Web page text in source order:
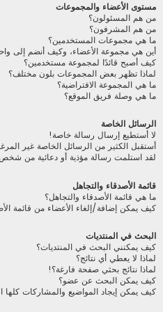
مستوى الأعضاء والمجموعات
من هم المسئولون؟
من هم المشرفون؟
ما هي مجموعات المستخدمين؟
أين هي مجموعة الأعضاء، وكيف أنضم إلى
كيف أصبح قائدًا لمجموعة مستخدمين؟
لماذا تظهر بعض المجموعات بلون مختلف؟
ما هي المجموعة الافتراضية؟
ما هي وصلة فريق الموقع؟
الرسائل الخاصة
لا أستطيع إرسال رسالة خاصة!
أستقبل الكثير من الرسائل الخاصة غير
لقد استلمت رسالة مؤذية أو دعائية من
قائمة الأصدقاء والتجاهل
ما هي قائمة الأصدقاء والتجاهل؟
كيف يمكن إضافة/إلغاء الأعضاء من قائمة
البحث في المنتديات
كيف يمكنني البحث في المنتديات؟
لماذا لا يعطي أي نتائج؟
لماذا نتائج بحثي صفحة فارغة؟!
كيف يمكن البحث عن عضو؟
كيف يمكن إيجاد المواضيع والمشاركات كلها